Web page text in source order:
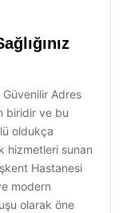
Güvenilir Adres
biridir ve bu
oldukça
hizmetleri sunan
Hastanesi
modern
olarak öne